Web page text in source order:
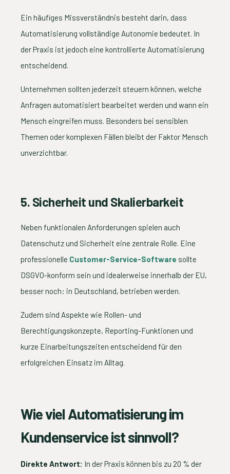
Ein häufiges Missverständnis besteht darin, dass
Automatisierung vollständige Autonomie bedeutet. In
der Praxis ist jedoch eine kontrollierte Automatisierung
entscheidend.
Unternehmen sollten jederzeit steuern können, welche
Anfragen automatisiert bearbeitet werden und wann ein
Mensch eingreifen muss. Besonders bei sensiblen
Themen oder komplexen Fällen bleibt der Faktor Mensch
unverzichtbar.
5. Sicherheit und Skalierbarkeit
Neben funktionalen Anforderungen spielen auch
Datenschutz und Sicherheit eine zentrale Rolle. Eine
professionelle Customer-Service-Software sollte
DSGVO-konform sein und idealerweise innerhalb der EU,
besser noch: in Deutschland, betrieben werden.
Zudem sind Aspekte wie Rollen- und
Berechtigungskonzepte, Reporting-Funktionen und
kurze Einarbeitungszeiten entscheidend für den
erfolgreichen Einsatz im Alltag.
Wie viel Automatisierung im
Kundenservice ist sinnvoll?
Direkte Antwort: In der Praxis können bis zu 20 % der